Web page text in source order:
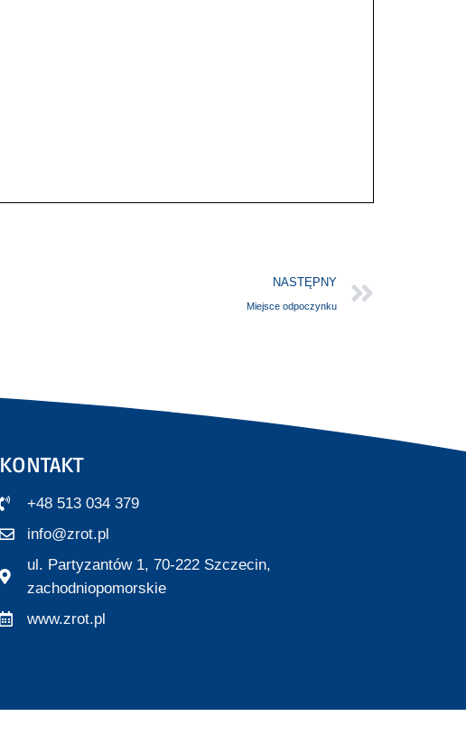
NASTĘPNY
Miejsce odpoczynku
KONTAKT
+48 513 034 379
info@zrot.pl
ul. Partyzantów 1, 70-222 Szczecin,
zachodniopomorskie
www.zrot.pl